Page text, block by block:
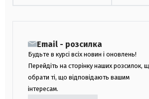
Email - розсилка
Будьте в курсі всіх новин і оновлень!
Перейдіть на сторінку наших розсилок,
обрати ті, що відповідають вашим
інтересам.